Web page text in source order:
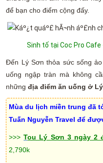
để bạn cho điểm cộng đấy.
Sinh tố tại Coc Pro Cafe
Đến Lý Sơn thỏa sức sống
uống ngập tràn mà không
nhữngđịa điểm ăn uống ở
Mùa du lịch miền trung đã
Tuấn Nguyễn Travel để
>>>Tou Lý Sơn 3 ngày 2
2,790k